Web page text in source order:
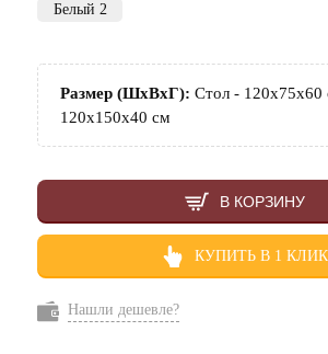
Белый 2
Размер (ШхВхГ): Стол - 120х75х60
120х150х40 см
В КОРЗИНУ
КУПИТЬ В 1 КЛИК
Нашли дешевле?